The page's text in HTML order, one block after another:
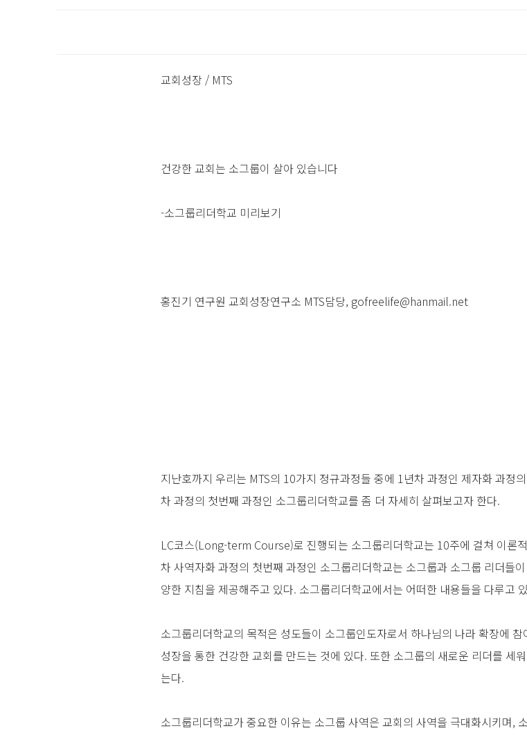
교회성장 / MTS
건강한 교회는 소그룹이 살아 있습니다
-소그룹리더학교 미리보기
홍진기 연구원 교회성장연구소 MTS담당, gofreelife@hanmail.net
지난호까지 우리는 MTS의 10가지 정규과정들 중에 1년차 과정인 제자화 과정
차 과정의 첫번째 과정인 소그룹리더학교를 좀 더 자세히 살펴보고자 한다.
LC코스(Long-term Course)로 진행되는 소그룹리더학교는 10주에 걸쳐 이론
차 사역자화 과정의 첫번째 과정인 소그룹리더학교는 소그룹과 소그룹 리더들
양한 지침을 제공해주고 있다. 소그룹리더학교에서는 어떠한 내용들을 다루고
소그룹리더학교의 목적은 성도들이 소그룹인도자로서 하나님의 나라 확장에
성장을 통한 건강한 교회를 만드는 것에 있다. 또한 소그룹의 새로운 리더를 세
는다.
소그룹리더학교가 중요한 이유는 소그룹 사역은 교회의 사역을 극대화시키며,